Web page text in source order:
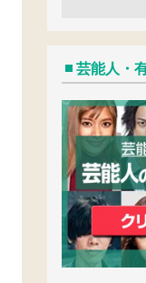
芸能人・